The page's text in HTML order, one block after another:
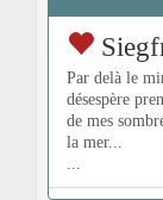
Par delà le
désespère
de mes
la mer...
...